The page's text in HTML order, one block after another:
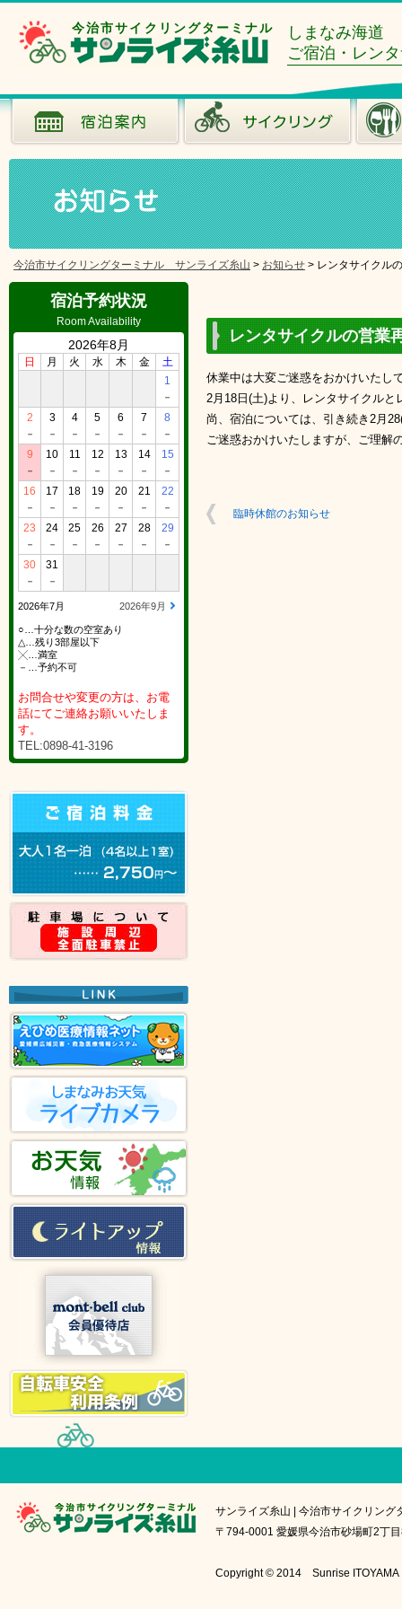
今治市サイクリングターミナル
しまなみ海道
ご宿泊・レン
今治市サイクリングターミナル サンライズ糸山 > お知らせ > レンタサイクル
宿泊予約状況
Room Availability
2026年8月
日 月 火 水 木 金
土
1
－
2
－
3
－
4
－
5
－
6
－
7
－
8
－
9
－
10
－
11
－
12
－
13
－
14
－
15
－
16
－
17
－
18
－
19
－
20
－
21
－
22
－
23
－
24
－
25
－
26
－
27
－
28
－
29
－
30
－
31
－
2026年7月 2026年9月
○…十分な数の空室あり
△…残り3部屋以下
╳…満室
－…予約不可
お問合せや変更の方は、お電
話にてご連絡お願いいたしま
す。
TEL:0898-41-3196
レンタサイクルの営業
休業中は大変ご迷惑をおかけいたし
2月18日(土)より、レンタサイクル
尚、宿泊については、引き続き2月
ご迷惑おかけいたしますが、ご理解
臨時休館のお知らせ
サンライズ糸山 | 今治市サイクリング
〒794-0001 愛媛県今治市砂場町2
Copyright © 2014 Sunrise